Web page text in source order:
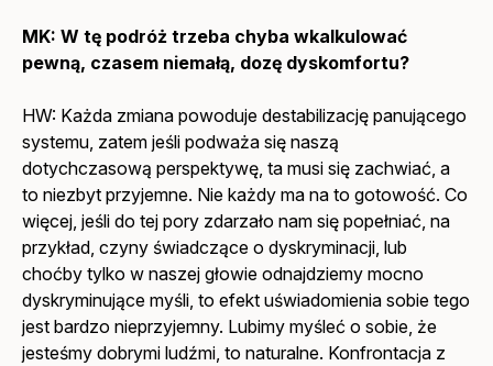
MK: W tę podróż trzeba chyba wkalkulować
pewną, czasem niemałą, dozę dyskomfortu?
HW: Każda zmiana powoduje destabilizację panującego
systemu, zatem jeśli podważa się naszą
dotychczasową perspektywę, ta musi się zachwiać, a
to niezbyt przyjemne. Nie każdy ma na to gotowość. Co
więcej, jeśli do tej pory zdarzało nam się popełniać, na
przykład, czyny świadczące o dyskryminacji, lub
choćby tylko w naszej głowie odnajdziemy mocno
dyskryminujące myśli, to efekt uświadomienia sobie tego
jest bardzo nieprzyjemny. Lubimy myśleć o sobie, że
jesteśmy dobrymi ludźmi, to naturalne. Konfrontacja z